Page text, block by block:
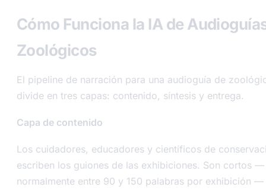
Cómo Funciona la IA de
Zoológicos
El pipeline de narración para una audioguía de
divide en tres capas: contenido, síntesis y entrega.
Capa de contenido
Los cuidadores, educadores y científicos de
escriben los guiones de las exhibiciones. Son cortos —
normalmente entre 90 y 150 palabras por exhibición —